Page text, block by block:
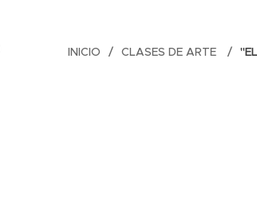
INICIO CLASES DE ARTE